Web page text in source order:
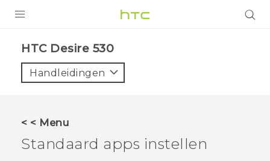
VIVE
HTC Desire 530‎
Handleidingen
< < Menu
Standaard apps instellen